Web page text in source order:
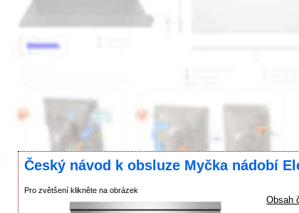
Český návod k obsluze Myčka nádobí
Pro zvětšení klikněte na obrázek
Obsah